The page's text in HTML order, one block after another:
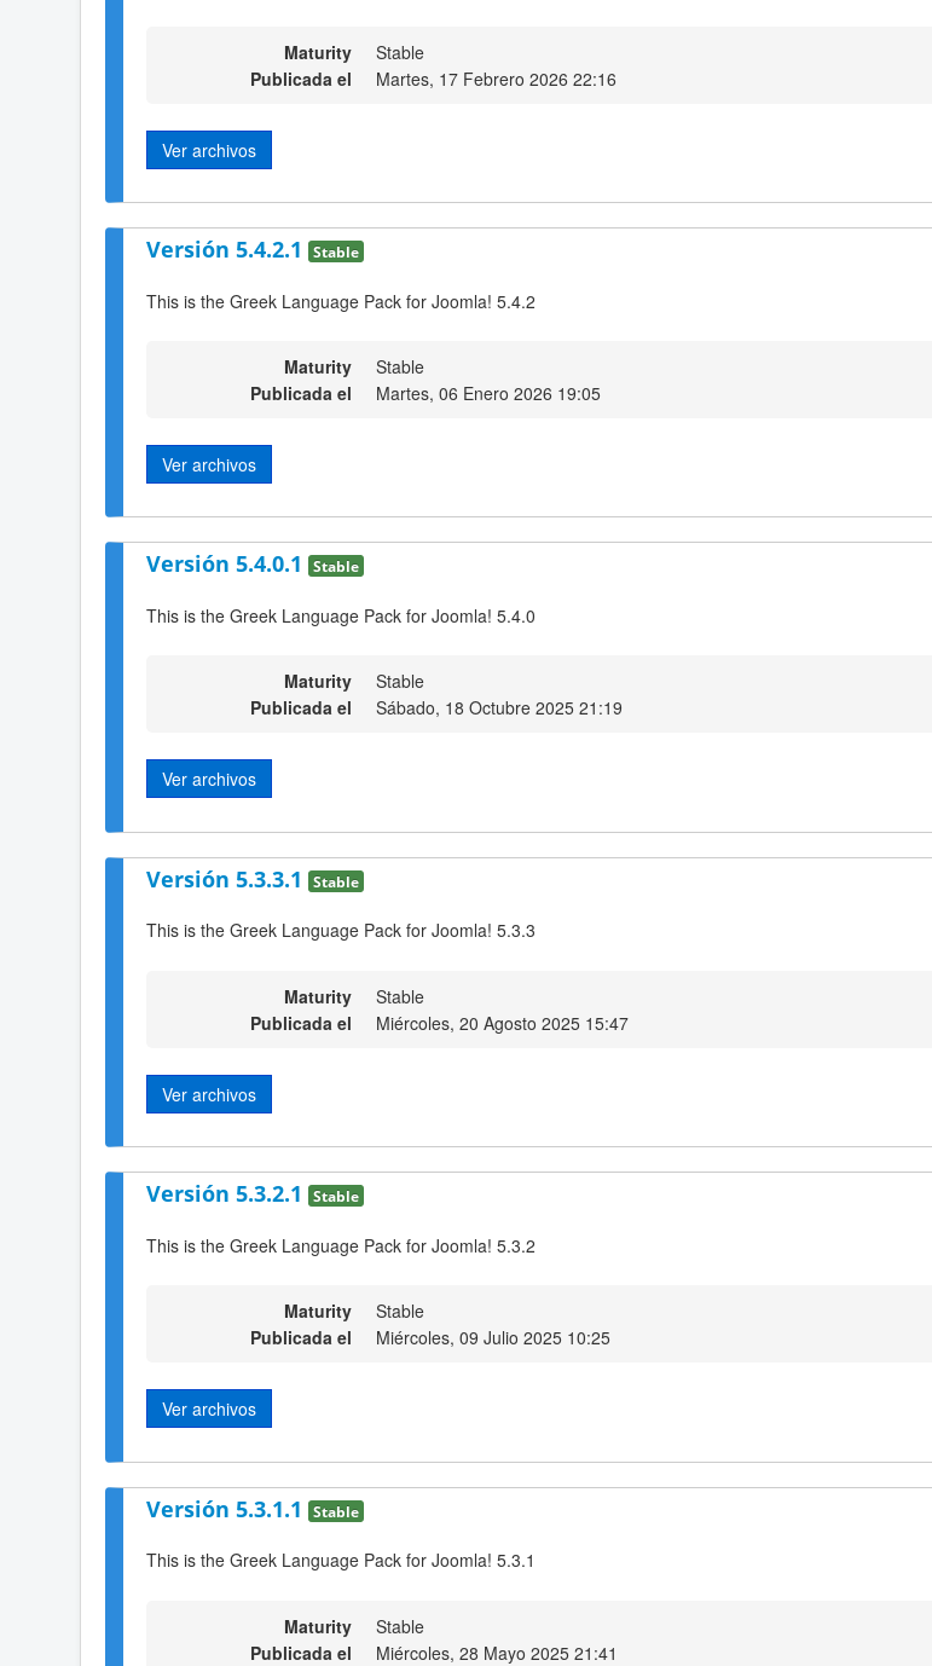
Maturity
Stable
Publicada el
Martes, 17 Febrero 2026 22:16
Ver archivos
Versión 5.4.2.1 Stable
This is the Greek Language Pack for Joomla! 5.4.2
Maturity
Stable
Publicada el
Martes, 06 Enero 2026 19:05
Ver archivos
Versión 5.4.0.1 Stable
This is the Greek Language Pack for Joomla! 5.4.0
Maturity
Stable
Publicada el
Sábado, 18 Octubre 2025 21:19
Ver archivos
Versión 5.3.3.1 Stable
This is the Greek Language Pack for Joomla! 5.3.3
Maturity
Stable
Publicada el
Miércoles, 20 Agosto 2025 15:47
Ver archivos
Versión 5.3.2.1 Stable
This is the Greek Language Pack for Joomla! 5.3.2
Maturity
Stable
Publicada el
Miércoles, 09 Julio 2025 10:25
Ver archivos
Versión 5.3.1.1 Stable
This is the Greek Language Pack for Joomla! 5.3.1
Maturity
Stable
Publicada el
Miércoles, 28 Mayo 2025 21:41